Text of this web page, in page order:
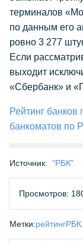
терминалов
по данным его
ровно 3 277
Если
выходит
«Сбербанк» и
Рейтинг банков
банкоматов по
Источник: "РБК"
Просмотров:
Метки:рейтинг